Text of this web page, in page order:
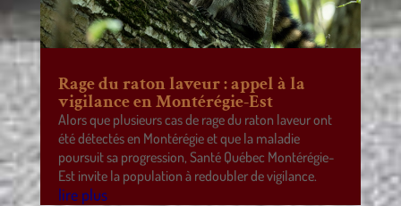
Rage du raton laveur : appel à la
vigilance en Montérégie-Est
Alors que plusieurs cas de rage du raton laveur ont
été détectés en Montérégie et que la maladie
poursuit sa progression, Santé Québec Montérégie-
Est invite la population à redoubler de vigilance.
lire plus